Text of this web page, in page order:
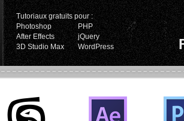
Tutoriaux gratuits pour :
Photoshop
PHP
After Effects
jQuery
3D Studio Max
WordPress